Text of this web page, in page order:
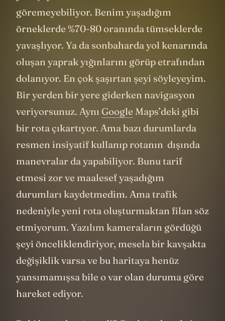
yavaşlıyor. Ama her zaman da
göremeyebiliyor. Benim yaşadığım
örneklerde %70-80 oranında tümseklerde
yavaşlıyor. Ya da sonbaharda yol kenarında
oluşan yaprak yığınlarını görüp etrafından
dolanıyor. En çok şaşırtan şeyi söyleyeyim.
Bir yerden bir yere giderken navigasyon
veriyorsunuz. Aynı GoogleMaps’deki gibi
bir rota çıkartıyor. Ama bazı durumlarda
resmen insiyatif kullanıp rotanın dışında
manevralar da yapabiliyor. Bunu tarif
etmesi zor ve maalesef yaşadığım
durumları kaydetmedim. Ama trafik
nedeniyle yeni rota oluşturmaktan filan söz
etmiyorum. Yazılım kameraların gördüğü
şeyi önceliklendiriyor, mesela bir kavşakta
değişiklik varsa ve bu haritaya henüz
yansımamışsa bile o var olan duruma göre